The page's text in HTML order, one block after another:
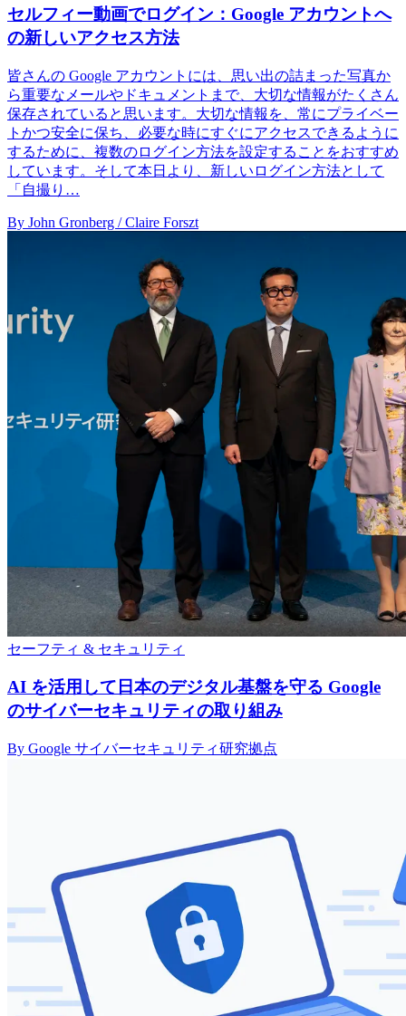
セルフィー動画でログイン：Google アカウントへ
の新しいアクセス方法
皆さんの Google アカウントには、思い出の詰まった写真か
ら重要なメールやドキュメントまで、大切な情報がたくさん
保存されていると思います。大切な情報を、常にプライベー
トかつ安全に保ち、必要な時にすぐにアクセスできるように
するために、複数のログイン方法を設定することをおすすめ
しています。そして本日より、新しいログイン方法として
「自撮り…
By John Gronberg / Claire Forszt
セーフティ & セキュリティ
AI を活用して日本のデジタル基盤を守る Google
のサイバーセキュリティの取り組み
By Google サイバーセキュリティ研究拠点